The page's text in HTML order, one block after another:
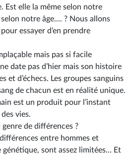
Est elle la même selon notre
notre âge.... ? Nous allons
essayer d’en prendre
mais pas si facile
date pas d’hier mais son histoire
et d’échecs. Les groupes sanguins
de chacun est en réalité unique.
est un produit pour l’instant
vies.
de différences ?
entre hommes et
sont assez limitées… Et